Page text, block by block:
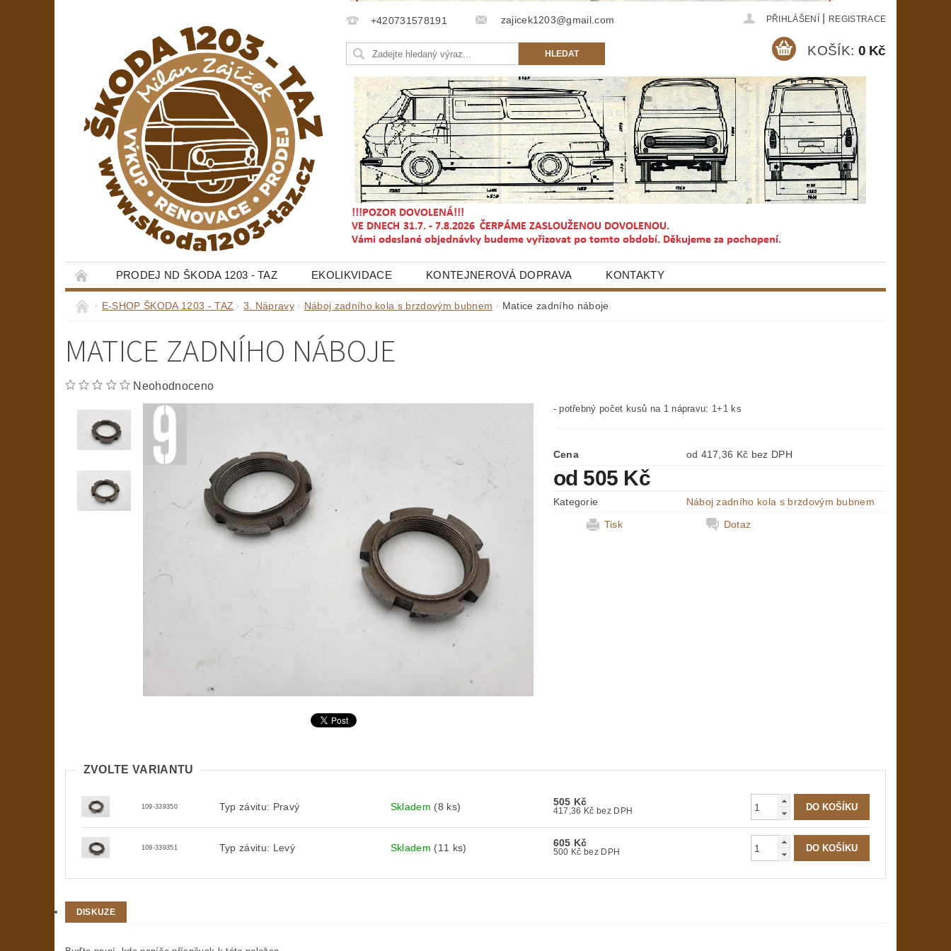
+420731578191 zajicek1203@gmail.com PŘIHLÁŠENÍ REGISTRACE
KOŠÍK: 0 Kč
PRODEJ ND ŠKODA 1203 - TAZ EKOLIKVIDACE KONTEJNEROVÁ DOPRAVA KONTAKTY
E-SHOP ŠKODA 1203 - TAZ 3. Nápravy Náboj zadního kola s brzdovým bubnem Matice zadního náboje
MATICE ZADNÍHO NÁBOJE
Neohodnoceno
- potřebný počet kusů na 1 nápravu: 1+1 ks
Cena od 417,36 Kč bez DPH
od 505 Kč
Kategorie
Náboj zadního kola s brzdovým bubnem
Tisk
Dotaz
ZVOLTE VARIANTU
109-339350 Typ závitu: Pravý Skladem (8 ks) 505 Kč
417,36 Kč bez DPH
109-339351 Typ závitu: Levý Skladem (11 ks) 605 Kč
500 Kč bez DPH
DISKUZE